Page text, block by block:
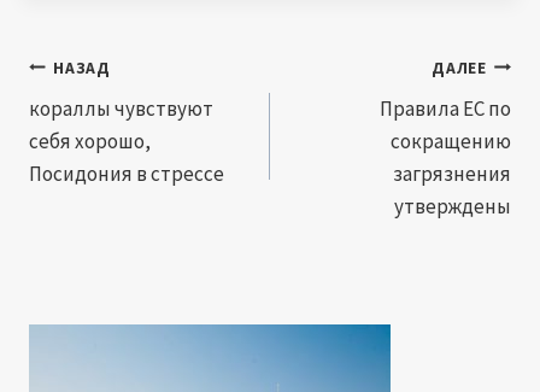
Навигация
по
записям
НАЗАД
кораллы чувствуют
себя хорошо,
Посидония в стрессе
ДАЛЕЕ
Правила ЕС по
сокращению
загрязнения
утверждены